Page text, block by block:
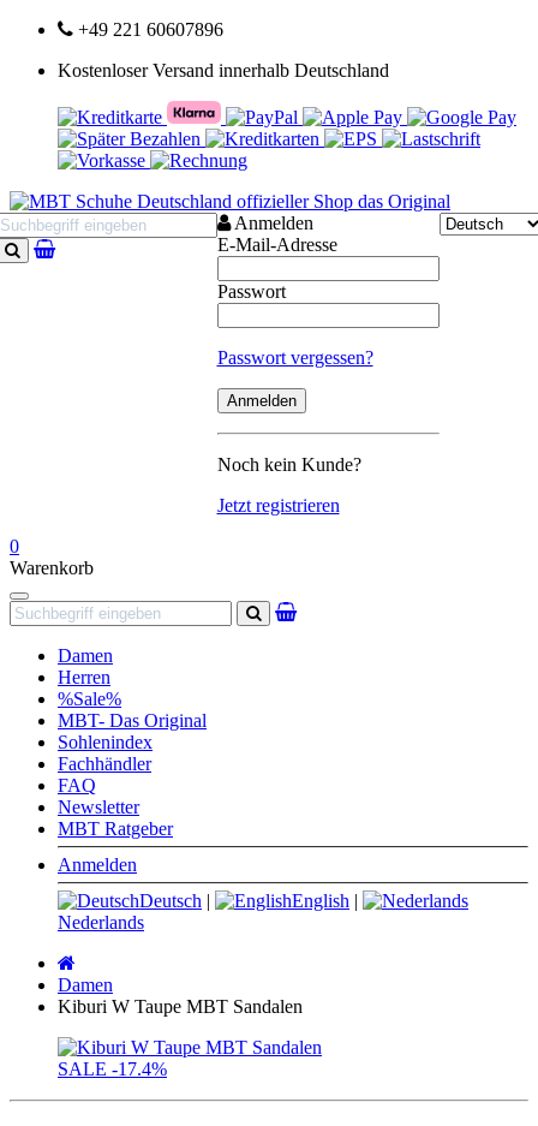
+49 221 60607896
Kostenloser Versand innerhalb Deutschland
Suchen
Anmelden
E-Mail-Adresse
Passwort
Passwort vergessen?
Noch kein Kunde?
Jetzt registrieren
0
Warenkorb
Navigation
Suchen
Damen
Herren
%Sale%
MBT- Das Original
Sohlenindex
Fachhändler
FAQ
Newsletter
MBT Ratgeber
Anmelden
Deutsch | English |
Nederlands
Damen
Kiburi W Taupe MBT Sandalen
SALE -17.4%